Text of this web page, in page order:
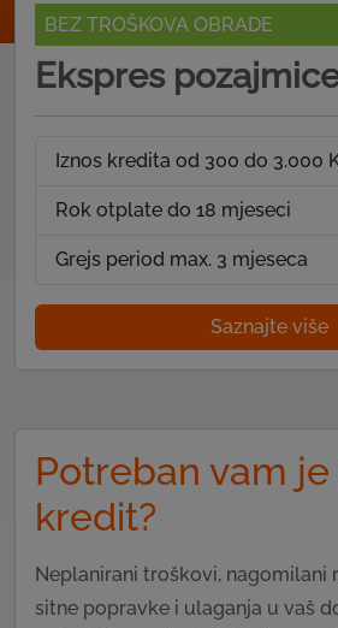
BEZ TROŠKOVA OBRADE
Ekspres
Iznos kredita od 300 do 3.000
Rok otplate do 18 mjeseci
Grejs period max. 3 mjeseca
Saznajte više
Potreban vam je
kredit?
Neplanirani troškovi, nagomilani
sitne popravke i ulaganja u vaš